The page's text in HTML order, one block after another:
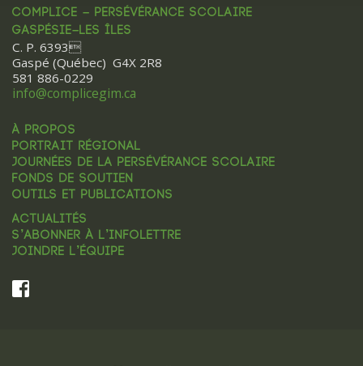
COMPLICE – PERSÉVÉRANCE SCOLAIRE
GASPÉSIE–LES ÎLES
C. P. 6393
Gaspé (Québec) G4X 2R8
581 886-0229
info@complicegim.ca
À PROPOS
PORTRAIT RÉGIONAL
JOURNÉES DE LA PERSÉVÉRANCE SCOLAIRE
FONDS DE SOUTIEN
OUTILS ET PUBLICATIONS
ACTUALITÉS
S’ABONNER À L’INFOLETTRE
JOINDRE L’ÉQUIPE